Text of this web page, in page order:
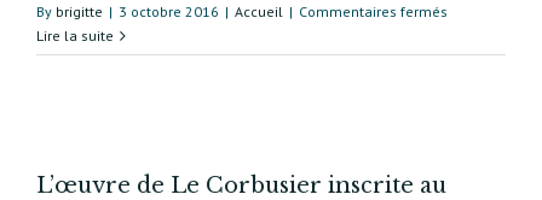
By brigitte | 3 octobre 2016 | Accueil | Commentaires fermés
Lire la suite
L’œuvre de Le Corbusier inscrite au